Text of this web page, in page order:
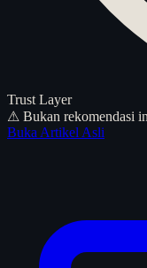
Trust Layer
⚠ Bukan rekomendasi
Buka Artikel Asli